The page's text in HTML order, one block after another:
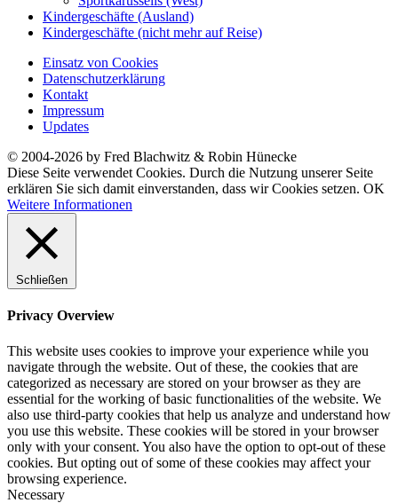
Kindergeschäfte (Ausland)
Kindergeschäfte (nicht mehr auf Reise)
Einsatz von Cookies
Datenschutzerklärung
Kontakt
Impressum
Updates
© 2004-2026 by Fred Blachwitz & Robin Hünecke
Diese Seite verwendet Cookies. Durch die Nutzung unserer Seite
erklären Sie sich damit einverstanden, dass wir Cookies setzen. OK
Weitere Informationen
Schließen
Privacy Overview
This website uses cookies to improve your experience while you
navigate through the website. Out of these, the cookies that are
categorized as necessary are stored on your browser as they are
essential for the working of basic functionalities of the website. We
also use third-party cookies that help us analyze and understand how
you use this website. These cookies will be stored in your browser
only with your consent. You also have the option to opt-out of these
cookies. But opting out of some of these cookies may affect your
browsing experience.
Necessary